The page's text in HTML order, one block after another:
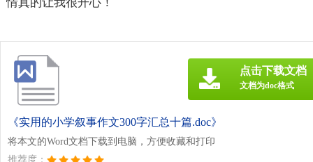
《实用的小学叙事作文300字汇总十篇.doc》
将本文的Word文档下载到电脑，方便收藏和打印
推荐度：
点击下载文档
文档为doc格式